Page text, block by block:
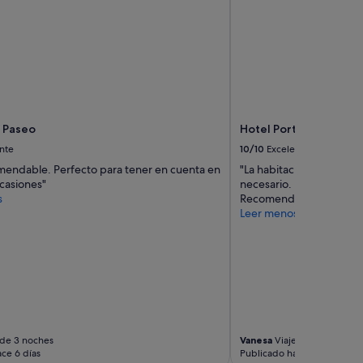
u
Paseo
Perfecto para tener en cuenta en
3 noches
6 días
Hotel Port Elche
10/10 Excelente
"La habitación limpia,
necesario. El personal
Recomendable 100%"
Leer menos
VanesaViaje de 1 noche
Publicado hace 7 días